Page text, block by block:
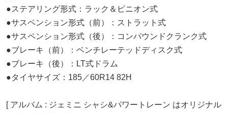
●ステアリング形式：ラック＆ピニオン式
●サスペンション形式（前）：ストラット式
●サスペンション形式（後）：コンパウンドクランク式
●ブレーキ（前）：ベンチレーテッドディスク式
●ブレーキ（後）：LT式ドラム
●タイヤサイズ：185／60R14 82H
[ アルバム : ジェミニ シャシ&パワートレーン はオリジナル